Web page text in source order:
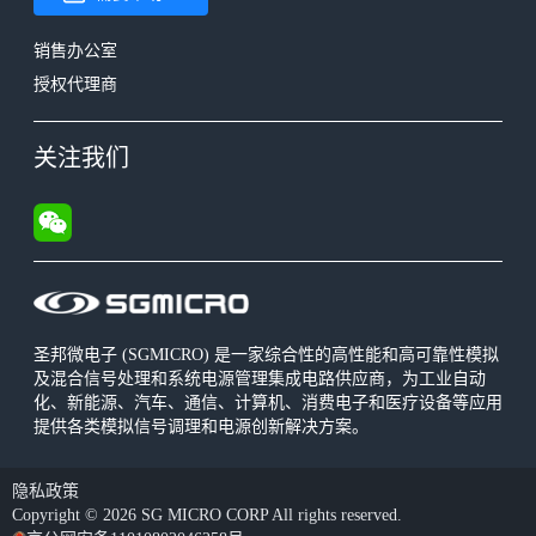
圣邦微电子 (SGMICRO) 是一家综合性的高性能和高可靠性模拟
及混合信号处理和系统电源管理集成电路供应商，为工业自动
化、新能源、汽车、通信、计算机、消费电子和医疗设备等应用
提供各类模拟信号调理和电源创新解决方案。
销售办公室
授权代理商
关注我们
隐私政策
Copyright © 2026 SG MICRO CORP All rights reserved.